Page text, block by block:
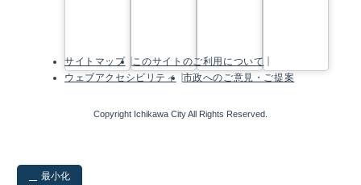
サイトマップ
このサイトのご利用について
ウェブアクセシビリティ
市政へのご意見・ご提案
Copyright Ichikawa City All Rights Reserved.
最小化